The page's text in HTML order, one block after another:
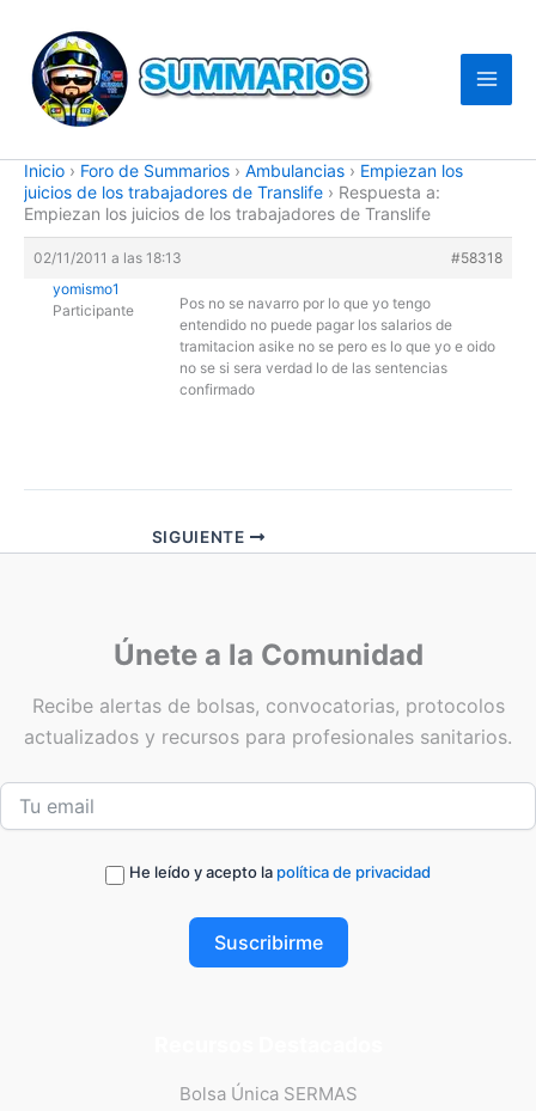
contenido
Inicio › Foro de Summarios › Ambulancias › Empiezan los
juicios de los trabajadores de Translife › Respuesta a:
Empiezan los juicios de los trabajadores de Translife
02/11/2011 a las 18:13
#58318
yomismo1
Participante
Pos no se navarro por lo que yo tengo
entendido no puede pagar los salarios de
tramitacion asike no se pero es lo que yo e oido
no se si sera verdad lo de las sentencias
confirmado
SIGUIENTE
Únete a la Comunidad
Recibe alertas de bolsas, convocatorias, protocolos
actualizados y recursos para profesionales sanitarios.
He leído y acepto la política de privacidad
Suscribirme
Bolsa Única SERMAS